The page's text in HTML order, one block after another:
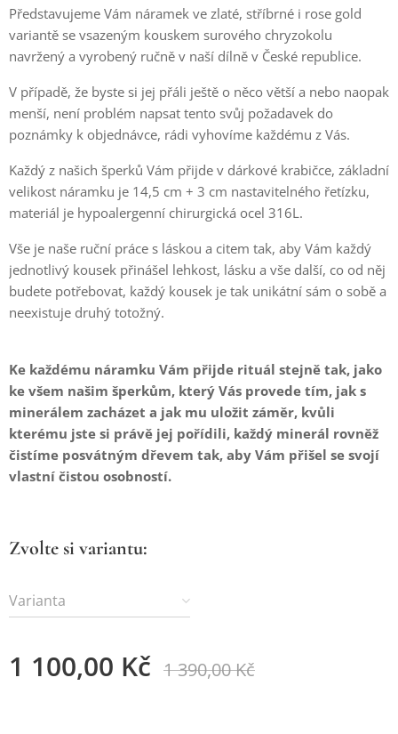
Představujeme Vám náramek ve zlaté, stříbrné i rose gold
variantě se vsazeným kouskem surového chryzokolu
navržený a vyrobený ručně v naší dílně v České republice.
V případě, že byste si jej přáli ještě o něco větší a nebo naopak
menší, není problém napsat tento svůj požadavek do
poznámky k objednávce, rádi vyhovíme každému z Vás.
Každý z našich šperků Vám přijde v dárkové krabičce, základní
velikost náramku je 14,5 cm + 3 cm nastavitelného řetízku,
materiál je hypoalergenní chirurgická ocel 316L .
Vše je naše ruční práce s láskou a citem tak, aby Vám každý
jednotlivý kousek přinášel lehkost, lásku a vše další, co od něj
budete potřebovat, každý kousek je tak unikátní sám o sobě a
neexistuje druhý totožný.
Ke každému náramku Vám přijde rituál stejně tak, jako
ke všem našim šperkům, který Vás provede tím, jak s
minerálem zacházet a jak mu uložit záměr, kvůli
kterému jste si právě jej pořídili, každý minerál rovněž
čistíme posvátným dřevem tak, aby Vám přišel se svojí
vlastní čistou osobností.
Zvolte si variantu:
Varianta
1 100,00 Kč 1 390,00Kč